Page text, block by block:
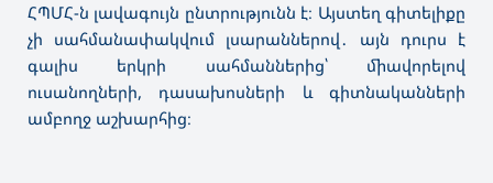
ՀՊՄՀ-ն լավագույն ընտրությունն է։ Այստեղ գիտելիքը
չի սահմանափակվում լսարաններով․ այն դուրս է
գալիս երկրի սահմաններից՝ միավորելով
ուսանողների, դասախոսների և գիտնականների
ամբողջ աշխարհից։